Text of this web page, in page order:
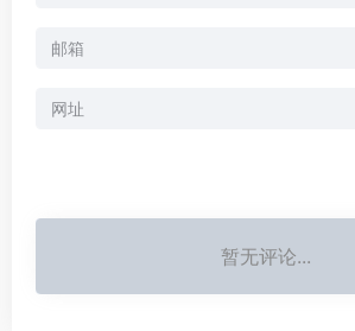
暂无评论...